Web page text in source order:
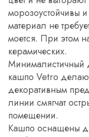
морозоустойчивы
материал не
моется. При этом
керамических.
Минималистичный
кашпо Vetro
декоративным
линии смягчат
помещении.
Кашпо оснащены